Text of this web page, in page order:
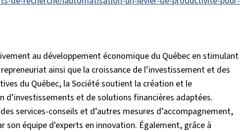
au développement économique du Québec en stimulant
ainsi que la croissance de l’investissement et des
du Québec, la Société soutient la création et le
et de solutions financières adaptées.
services-conseils et d’autres mesures d’accompagnement,
équipe d'experts en innovation. Également, grâce à